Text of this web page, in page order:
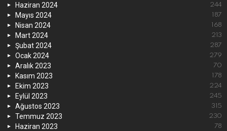
Haziran 2024 244
Mayıs 2024 187
Nisan 2024 168
Mart 2024 213
Şubat 2024 287
Ocak 2024 279
Aralık 2023 70
Kasım 2023 178
Ekim 2023 224
Eylül 2023 245
Ağustos 2023 315
Temmuz 2023 230
Haziran 2023 78